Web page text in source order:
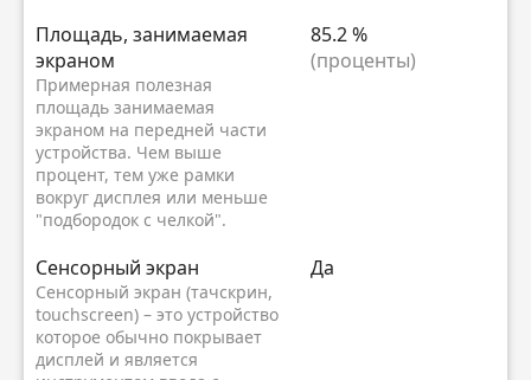
Площадь, занимаемая
экраном
Примерная полезная
площадь занимаемая
экраном на передней части
устройства. Чем выше
процент, тем уже рамки
вокруг дисплея или меньше
"подбородок с челкой".
85.2 %
(проценты)
Сенсорный экран
Сенсорный экран (тачскрин,
touchscreen) – это устройство
которое обычно покрывает
дисплей и является
Да